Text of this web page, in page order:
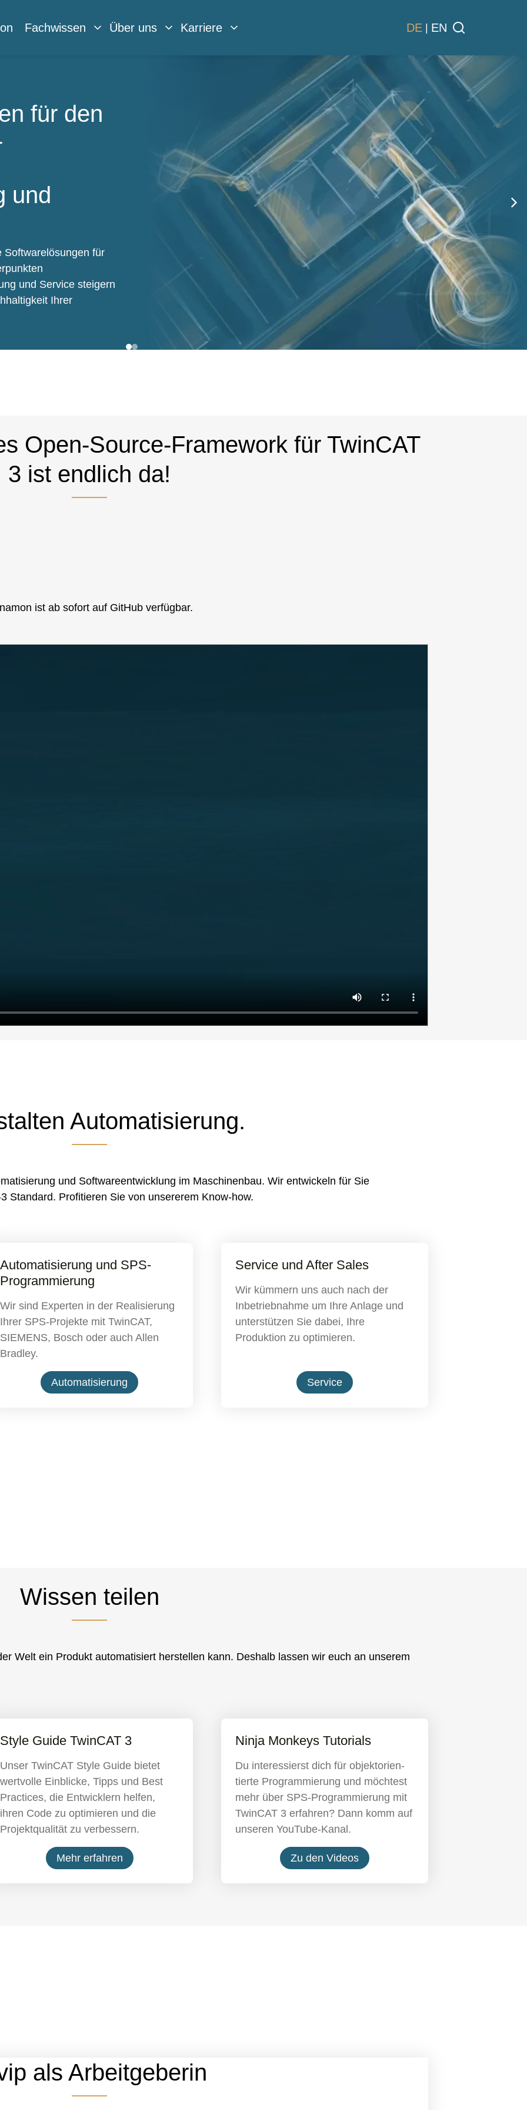
Fachwissen Über uns Karriere DE | EN
für den
und
Softwarelösungen für
und Service steigern
Ihrer
Open-Source-Framework für TwinCAT
3 ist endlich da!
ist ab sofort auf GitHub verfügbar.
Automatisierung.
und Softwareentwicklung im Maschinenbau. Wir entwickeln für Sie
Standard. Profitieren Sie von unsererem Know-how.
Automatisierung und SPS-
Programmierung
Wir sind Experten in der Realisierung
Ihrer SPS-Projekte mit TwinCAT,
SIEMENS, Bosch oder auch Allen
Bradley.
Automatisierung
Service und After Sales
Wir kümmern uns auch nach der
Inbetriebnahme um Ihre Anlage und
unterstützen Sie dabei, Ihre
Produktion zu optimieren.
Service
Wissen teilen
Welt ein Produkt automatisiert herstellen kann. Deshalb lassen wir euch an unserem
Style Guide TwinCAT 3
Unser TwinCAT Style Guide bietet
wertvolle Einblicke, Tipps und Best
Practices, die Entwicklern helfen,
ihren Code zu optimieren und die
Projektqualität zu verbessern.
Mehr erfahren
Ninja Monkeys Tutorials
Du interessierst dich für ob­jekt­ori­en­
tier­te Pro­gram­mie­rung und möchtest
mehr über SPS-Pro­gram­mie­rung mit
TwinCAT 3 erfahren? Dann komm auf
unseren YouTube-Kanal.
Zu den Videos
als Arbeitgeberin